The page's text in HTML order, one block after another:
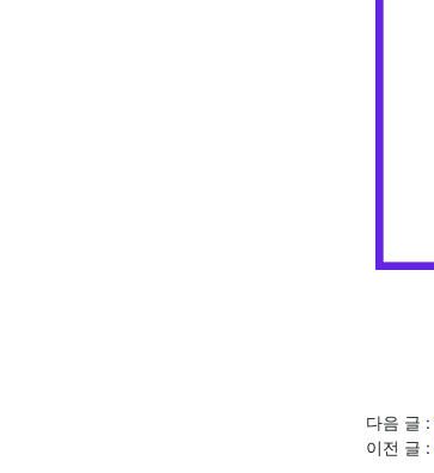
다음 글 :
이전 글 :